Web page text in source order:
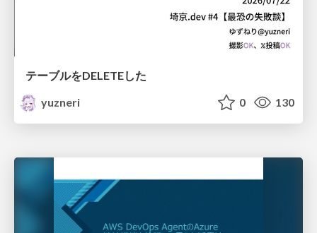
テーブルをDELETEした
yuzneri
0 130